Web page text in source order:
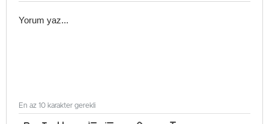
En az 10 karakter gerekli